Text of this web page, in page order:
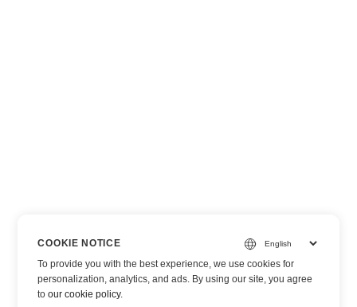
COOKIE NOTICE
To provide you with the best experience, we use cookies for
personalization, analytics, and ads. By using our site, you agree
toour cookie policy.